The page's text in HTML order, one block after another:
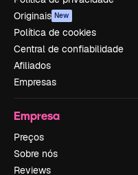
Originais New
Política de cookies
Central de confiabilidade
Afiliados
Empresas
Empresa
Preços
Sobre nós
Reviews